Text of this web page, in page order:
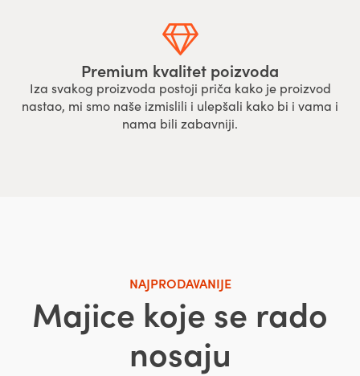
Premium kvalitet poizvoda
Iza svakog proizvoda postoji priča kako je proizvod
nastao, mi smo naše izmislili i ulepšali kako bi i vama i
nama bili zabavniji.
NAJPRODAVANIJE
Majice koje se rado
nosaju